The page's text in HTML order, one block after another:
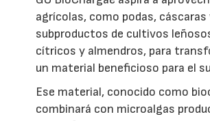
agrícolas, como podas,
subproductos de cultivos
cítricos y almendros, para
un material beneficioso para el
Ese material, conocido como
combinará con microalgas